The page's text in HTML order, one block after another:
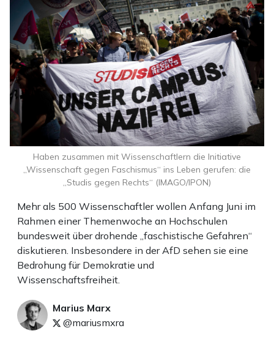
Mehr als 500 Wissenschaftler wollen Anfang Juni im
Rahmen einer Themenwoche an Hochschulen
bundesweit über drohende „faschistische Gefahren“
diskutieren. Insbesondere in der AfD sehen sie eine
Bedrohung für Demokratie und
Wissenschaftsfreiheit.
Marius Marx
@mariusmxra
Haben zusammen mit Wissenschaftlern die Initiative
„Wissenschaft gegen Faschismus“ ins Leben gerufen: die
„Studis gegen Rechts“ (IMAGO/IPON)